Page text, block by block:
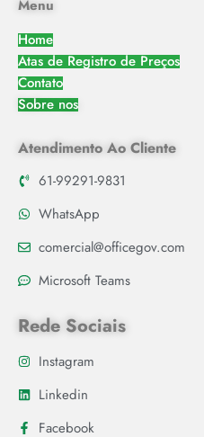
Menu
Home
Atas de Registro de Preços
Contato
Sobre nos
Atendimento Ao Cliente
61-99291-9831
WhatsApp
comercial@officegov.com
Microsoft Teams
Rede Sociais
Instagram
Linkedin
Facebook